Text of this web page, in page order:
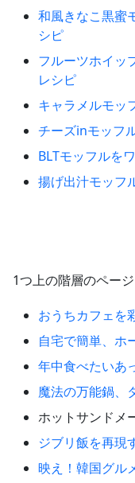
和風きなこ黒蜜
シピ
フルーツホイッ
レシピ
キャラメルモッ
チーズinモッフ
BLTモッフルを
揚げ出汁モッフ
1つ上の階層のページ
おうちカフェを
自宅で簡単、ホ
年中食べたいあ
魔法の万能鍋、
ホットサンドメ
ジブリ飯を再現
映え！韓国グル